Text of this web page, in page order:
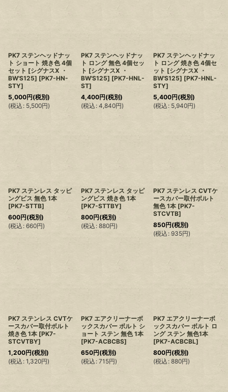
PK7 ステンヘッドナッ
ト ショート 焼き色 4個
セット [シグナスX ・
BW'S125] [PK7-HN-
STY]
5,000円(税別)
(税込 : 5,500円)
PK7 ステンヘッドナッ
ト ロング 無色 4個セッ
ト [シグナスX ・
BW'S125] [PK7-HNL-
ST]
4,400円(税別)
(税込 : 4,840円)
PK7 ステンヘッドナッ
ト ロング 焼き色 4個セ
ット [シグナスX ・
BW'S125] [PK7-HNL-
STY]
5,400円(税別)
(税込 : 5,940円)
PK7 ステンレス タッピ
ングビス 無色 1本
[PK7-STTB]
600円(税別)
(税込 : 660円)
PK7 ステンレス タッピ
ングビス 焼き色 1本
[PK7-STTBY]
800円(税別)
(税込 : 880円)
PK7 ステンレス CVTケ
ースカバー取付ボルト
無色 1本 [PK7-
STCVTB]
850円(税別)
(税込 : 935円)
PK7 ステンレス CVTケ
ースカバー取付ボルト
焼き色 1本 [PK7-
STCVTBY]
1,200円(税別)
(税込 : 1,320円)
PK7 エアクリーナーボ
ックスカバー ボルト シ
ョート ステン 無色 1本
[PK7-ACBCBS]
650円(税別)
(税込 : 715円)
PK7 エアクリーナーボ
ックスカバー ボルト ロ
ング ステン 無色1本
[PK7-ACBCBL]
800円(税別)
(税込 : 880円)